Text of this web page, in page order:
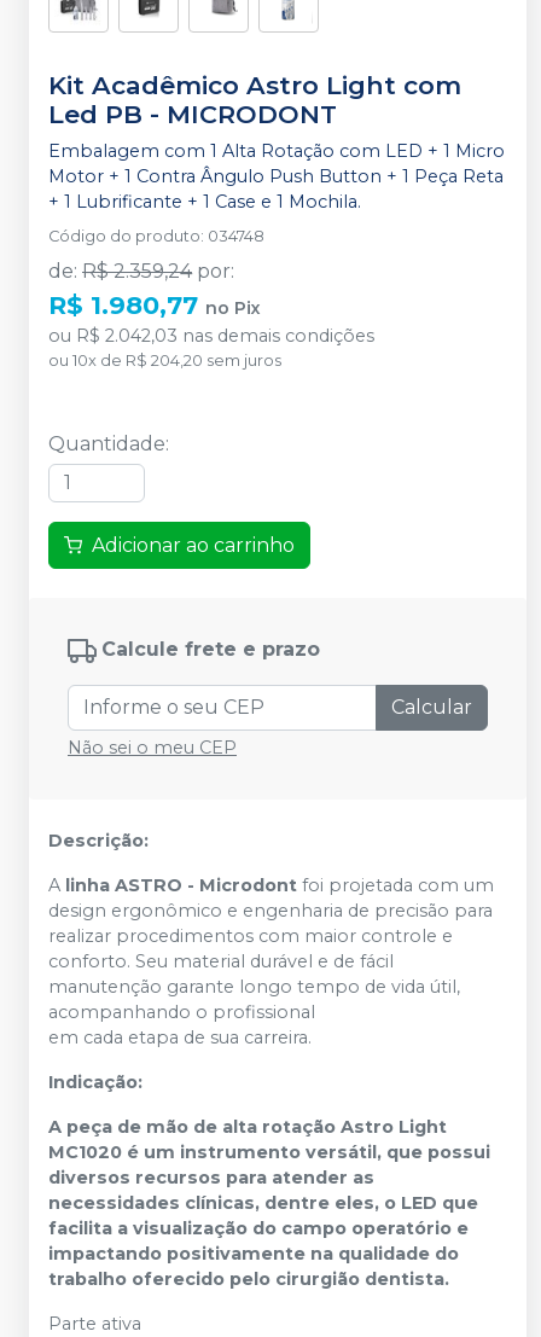
Kit Acadêmico Astro Light com
Led PB - MICRODONT
Embalagem com 1 Alta Rotação com LED + 1 Micro
Motor + 1 Contra Ângulo Push Button + 1 Peça Reta
+ 1 Lubrificante + 1 Case e 1 Mochila.
Código do produto: 034748
de: R$ 2.359,24 por:
R$ 1.980,77 no Pix
ou R$ 2.042,03 nas demais condições
ou 10x de R$ 204,20 sem juros
Quantidade:
Adicionar ao carrinho
Calcule frete e prazo
Calcular
Não sei o meu CEP
Descrição:
A linha ASTRO - Microdont foi projetada com um
design ergonômico e engenharia de precisão para
realizar procedimentos com maior controle e
conforto. Seu material durável e de fácil
manutenção garante longo tempo de vida útil,
acompanhando o profissional
em cada etapa de sua carreira.
Indicação:
A peça de mão de alta rotação Astro Light
MC1020 é um instrumento versátil, que possui
diversos recursos para atender as
necessidades clínicas, dentre eles, o LED que
facilita a visualização do campo operatório e
impactando positivamente na qualidade do
trabalho oferecido pelo cirurgião dentista.
Parte ativa